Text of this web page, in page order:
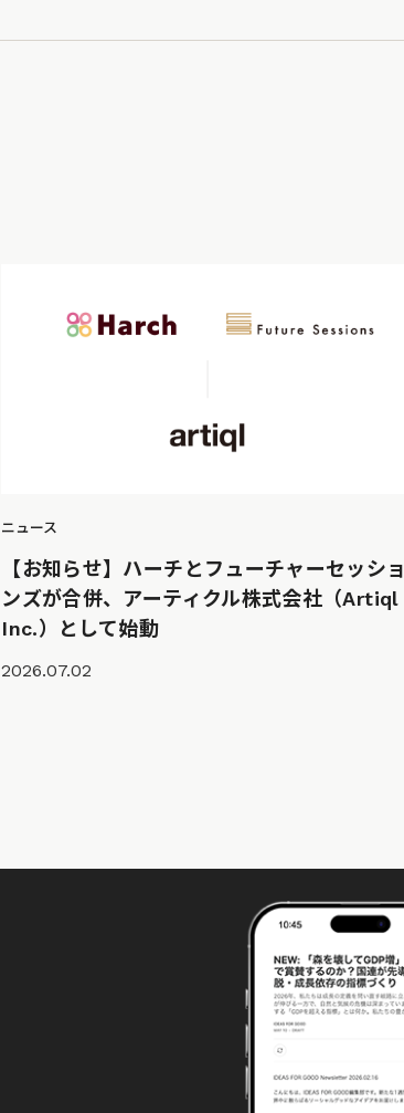
ニュース
【お知らせ】ハーチとフューチャーセッショ
ンズが合併、アーティクル株式会社（Artiql
Inc.）として始動
2026.07.02